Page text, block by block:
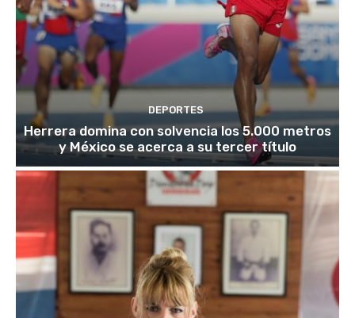
DEPORTES
Herrera domina con solvencia los 5.000 metros
y México se acerca a su tercer título